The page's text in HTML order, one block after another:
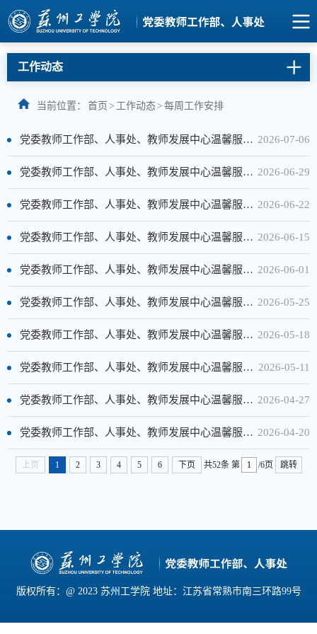
工作动态
当前位置： 首页 > 工作动态> 每周工作安排
2026-07-06
党委教师工作部、人事处、教师发展中心温馨服务提示（第19周）
2026-06-29
党委教师工作部、人事处、教师发展中心温馨服务提示（第18周）
2026-06-22
党委教师工作部、人事处、教师发展中心温馨服务提示（第17周）
2026-06-15
党委教师工作部、人事处、教师发展中心温馨服务提示（第16周）
2026-06-01
党委教师工作部、人事处、教师发展中心温馨服务提示（第14周）
2026-05-25
党委教师工作部、人事处、教师发展中心温馨服务提示（第13周）
2026-05-18
党委教师工作部、人事处、教师发展中心温馨服务提示（第12周）
2026-05-11
党委教师工作部、人事处、教师发展中心温馨服务提示（第11周）
2026-04-27
党委教师工作部、人事处、教师发展中心温馨服务提示（第9周）
2026-04-20
党委教师工作部、人事处、教师发展中心温馨服务提示（第8周）
上页 1 2 3 4 5 6 下页 共52条 第 /6页 跳转
版权所有：@ 2023 苏州工学院 地址：江苏省常熟市南三环路99号